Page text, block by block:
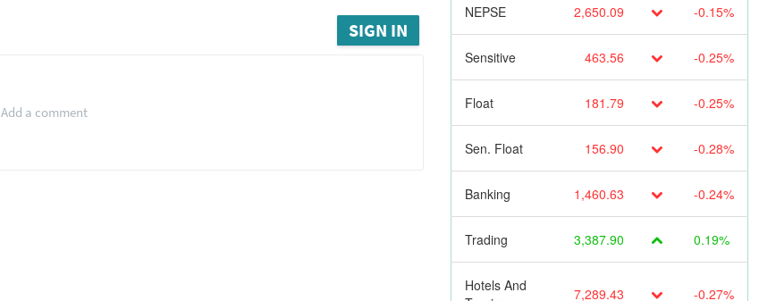
SIGN IN
Add a comment
NEPSE 2,650.09 -0.15%
Sensitive 463.56 -0.25%
Float 181.79 -0.25%
Sen. Float 156.90 -0.28%
Banking 1,460.63 -0.24%
Trading 3,387.90 0.19%
Hotels And
7,289.43 -0.27%